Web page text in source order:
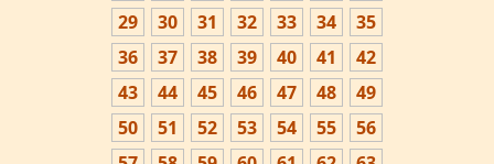
29
30 31 32 33 34
35
36
37 38 39 40 41
42
43
44 45 46 47 48
49
50
51 52 53 54 55
56